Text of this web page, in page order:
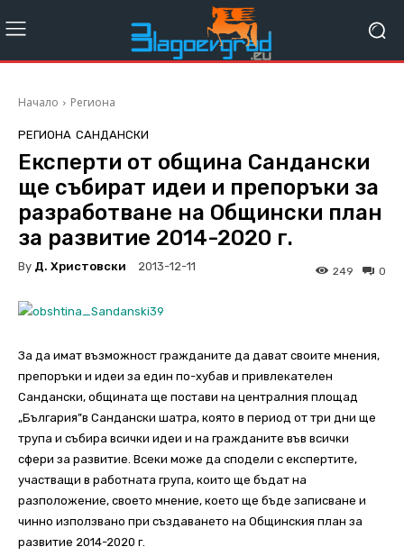
Начало Региона
РЕГИОНА САНДАНСКИ
Експерти от община Сандански
ще събират идеи и препоръки за
разработване на Общински план
за развитие 2014-2020 г.
By Д. Христовски 2013-12-11 0
249
За да имат възможност гражданите да дават своите мнения,
препоръки и идеи за един по-хубав и привлекателен
Сандански, общината ще постави на централния площад
„България”в Сандански шатра, която в период от три дни ще
трупа и събира всички идеи и на гражданите във всички
сфери за развитие. Всеки може да сподели с експертите,
участващи в работната група, които ще бъдат на
разположение, своето мнение, което ще бъде записване и
чинно използвано при създаването на Общинския план за
развитие 2014-2020 г.